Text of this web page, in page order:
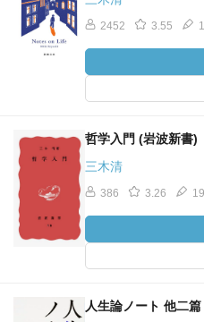
2452 3.55
哲学入門 (岩波新書)
三木清
386 3.26 19
人生論ノート 他二